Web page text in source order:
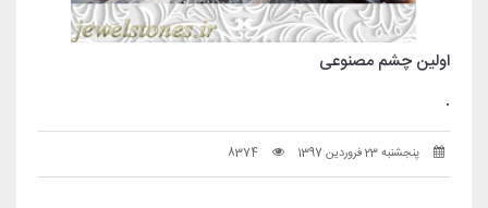
اولین چشم مصنوعی
.
پنجشنبه 23 فروردین 1397 8374